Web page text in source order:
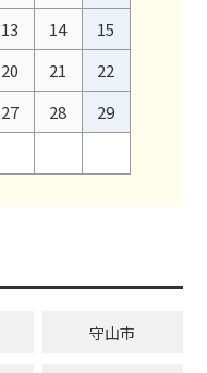
13 14
15
20 21
22
27 28
29
守山市